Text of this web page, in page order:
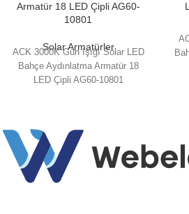
Armatür 18 LED Çipli AG60-
10801
Solar Armatürler
ACK 3000K Gün Işığı Solar LED
Bahçe Aydınlatma Armatür 18
LED Çipli AG60-10801